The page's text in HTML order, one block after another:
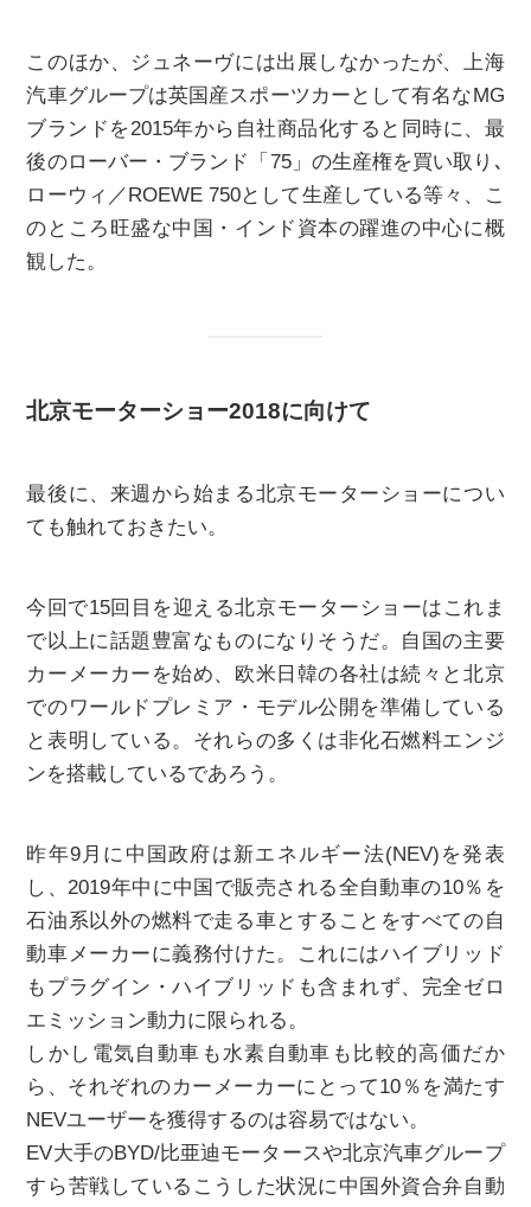
このほか、ジュネーヴには出展しなかったが、上海
汽車グループは英国産スポーツカーとして有名なMG
ブランドを2015年から自社商品化すると同時に、最
後のローバー・ブランド「75」の生産権を買い取り､
ローウィ／ROEWE 750として生産している等々、こ
のところ旺盛な中国・インド資本の躍進の中心に概
観した。
北京モーターショー2018に向けて
最後に、来週から始まる北京モーターショーについ
ても触れておきたい。
今回で15回目を迎える北京モーターショーはこれま
で以上に話題豊富なものになりそうだ。自国の主要
カーメーカーを始め、欧米日韓の各社は続々と北京
でのワールドプレミア・モデル公開を準備している
と表明している。それらの多くは非化石燃料エンジ
ンを搭載しているであろう。
昨年9月に中国政府は新エネルギー法(NEV)を発表
し、2019年中に中国で販売される全自動車の10％を
石油系以外の燃料で走る車とすることをすべての自
動車メーカーに義務付けた。これにはハイブリッド
もプラグイン・ハイブリッドも含まれず、完全ゼロ
エミッション動力に限られる。
しかし電気自動車も水素自動車も比較的高価だか
ら、それぞれのカーメーカーにとって10％を満たす
NEVユーザーを獲得するのは容易ではない。
EV大手のBYD/比亜迪モータースや北京汽車グループ
すら苦戦しているこうした状況に中国外資合弁自動